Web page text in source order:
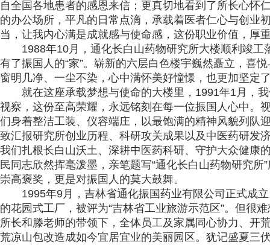
自全国各地患者的感恩来信；更真切地看到了所长心怀
的办公场所，平凡的日常点滴，承载着医者仁心与创业
当，让我内心满是成就感与使命感，这份职业价值，厚
1988年10月，通化长白山药物研究所大楼顺利竣
有了振国人的“家”。崭新的六层白色楼宇巍然矗立，喜
窗明几净、一尘不染，心中满怀美好憧憬，也更加坚定
就在这座承载梦想与使命的大楼里，1991年1月，
视察，这份至高荣耀，永远铭刻在每一位振国人心中。
们身着整洁工装、仪容端庄，以最饱满的精神风貌列队
致汇报研究所创业历程、科研攻关成果以及中医药研发
我们扎根长白山沃土、深耕中医药科研、守护大众健康
民同志欣然挥毫泼墨，亲笔题写“通化长白山药物研究
崇高褒奖，更是对振国人的莫大鼓舞。
1995年9月，吉林省通化振国药业有限公司正式成
的花园式工厂，被评为“吉林省工业旅游示范区”。但很
所长和滕老师的带领下，全体员工及家属同心协力、开
荒凉山包改造成如今宜居宜业的美丽园区。犹记盛夏三